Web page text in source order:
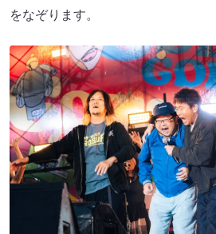
をなぞります。